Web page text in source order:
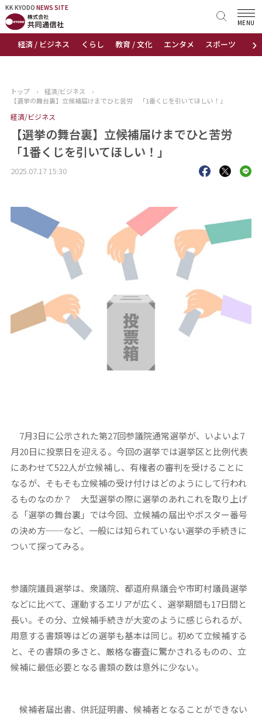
KK KYODO NEWS SITE
›
経済 / ビジネス くらし 教育 / 文化 エンタメ スポーツ 地域
MENU
KK KYODONEWS SITE
トップページ
ニュース
おすすめコンテンツ
出版物
トップ › 経済/ビジネス
›
【選挙の舞台裏】立候補届けまでひと苦労 「1番くじを引いてほしい！」
経済/ビジネス
【選挙の舞台裏】立候補届けまでひと苦労
「1番くじを引いてほしい！」
2025.07.17 15:30
7月3日に公示された第27回参議院通常選挙が、いよいよ7
月20日に投票日を迎える。今回の選挙では選挙区と比例代表
にあわせて522人が立候補し、有権者の審判を受けることに
なるが、そもそも立候補の受け付けはどのようにして行われ
るものなのか？ 大型選挙の際に選挙のあれこれを取り上げ
る「選挙の舞台裏」では今回、立候補の届出やポスター番号
の決め方──など、一般には知られていない選挙の手続きに
ついて探ってみる。
参議院議員選挙は、衆議院、都道府県議会や市町村議員選挙
などに比べて、運動するエリアが広く、選挙期間も17日間と
長い。その分、立候補手続きが大変のように感じられるが、
用意する書類等はどの選挙も基本は同じ。初めて立候補する
と、その書類の多さと、厳格な審査に驚かされるものの、立
候補に最低必要となる書類の数は意外に少ない。
候補者届出書、供託証明書、候補者となることができない